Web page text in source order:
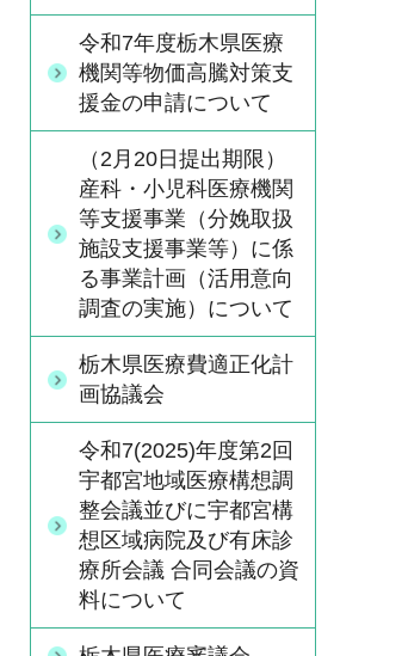
令和7年度栃木県医療
機関等物価高騰対策支
援金の申請について
（2月20日提出期限）
産科・小児科医療機関
等支援事業（分娩取扱
施設支援事業等）に係
る事業計画（活用意向
調査の実施）について
栃木県医療費適正化計
画協議会
令和7(2025)年度第2回
宇都宮地域医療構想調
整会議並びに宇都宮構
想区域病院及び有床診
療所会議 合同会議の資
料について